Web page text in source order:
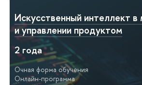
Искусственный интеллект в
и управлении продуктом
2 года
Очная форма обучения
Онлайн-программа